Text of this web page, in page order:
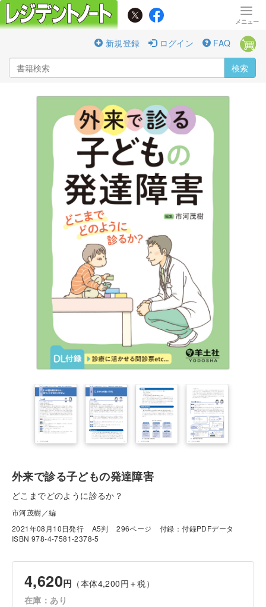
新規登録 ログイン FAQ
検索
外来で診る子どもの発達障害
どこまでどのように診るか？
市河茂樹／編
2021年08月10日発行
A5判 296ページ
付録：付録PDFデータ
ISBN 978-4-7581-2378-5
4,620円 （本体4,200円＋税）
在庫：あり